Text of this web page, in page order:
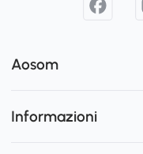
Aosom
Informazioni